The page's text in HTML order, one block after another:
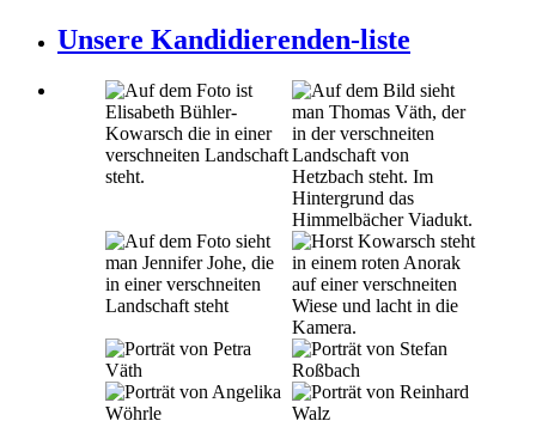
Unsere Kandidierenden-liste